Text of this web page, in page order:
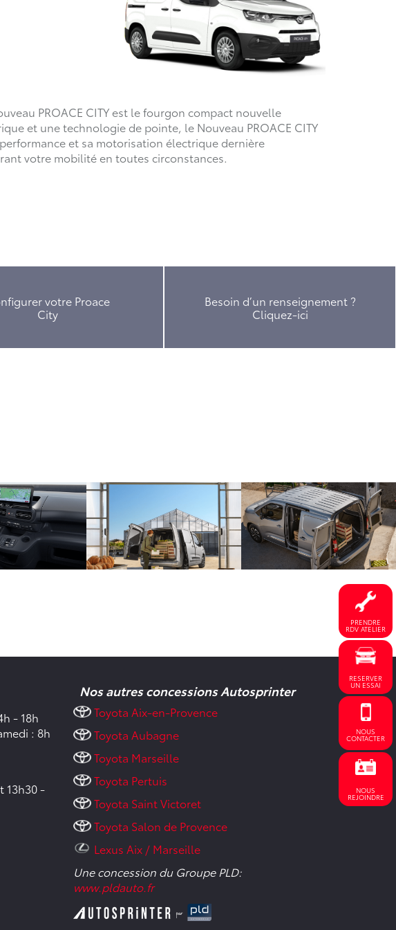
PRENDRE
RDV ATELIER
RESERVER
UN ESSAI
NOUS
CONTACTER
NOUS
REJOINDRE
PROACE CITY est le fourgon compact nouvelle
et une technologie de pointe, le Nouveau PROACE CITY
et sa motorisation électrique dernière
votre mobilité en toutes circonstances.
votre Proace
City
Besoin d’un renseignement ?
Cliquez-ici
- 18h
: 8h
13h30 -
Nos autres concessions Autosprinter
Toyota Aix-en-Provence
Toyota Aubagne
Toyota Marseille
Toyota Pertuis
Toyota Saint Victoret
Toyota Salon de Provence
Lexus Aix / Marseille
Une concession du Groupe PLD:
www.pldauto.fr